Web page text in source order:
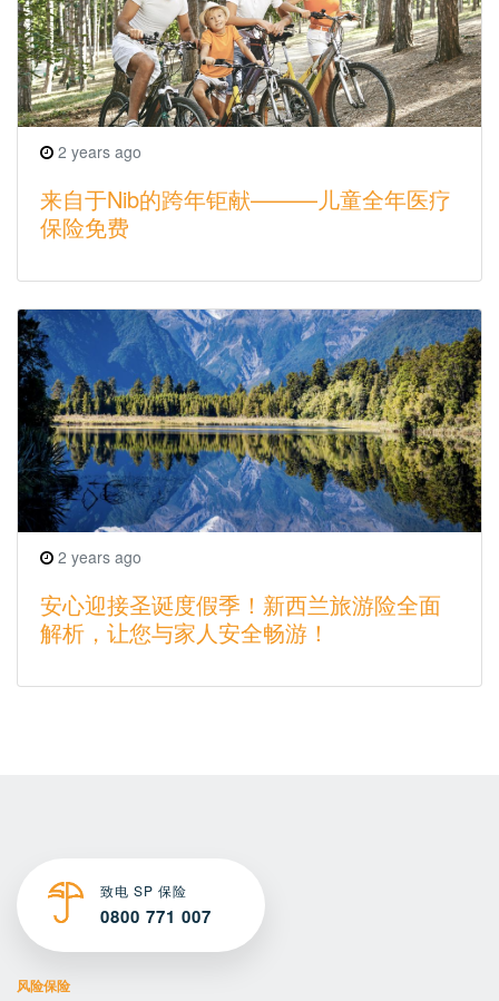
2 years ago
来自于Nib的跨年钜献———儿童全年医疗
保险免费
2 years ago
安心迎接圣诞度假季！新西兰旅游险全面
解析，让您与家人安全畅游！
致电 SP 保险
0800 771 007
风险保险